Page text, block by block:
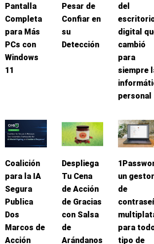
Pantalla
Completa
para Más
PCs con
Windows
11
Pesar de
Confiar en
su
Detección
del
digital
cambió
para
siempre
personal
Coalición
para la IA
Segura
Publica
Dos
Marcos de
Acción
Despliega
Tu Cena
de Acción
de Gracias
con Salsa
de
Arándanos
un gestor
de
para
tipo de